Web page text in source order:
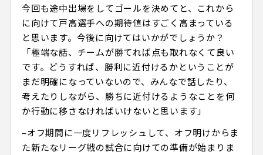
今回も途中出場をしてゴールを決めてと、これから
に向けて戸高選手への期待値はすごく高まっている
と思います。今後に向けてはいかがでしょうか？
「極端な話、チームが勝てれば点も取れなくて良い
です。どうすれば、勝利に近付けるかということが
まだ明確になっていないので、みんなで話したり、
考えたりしながら、勝ちに近付けるようなことを何
か行動に移さなければいけないと思います」
–オフ期間に一度リフレッシュして、オフ明けからま
た新たなリーグ戦の試合に向けての準備が始まりま